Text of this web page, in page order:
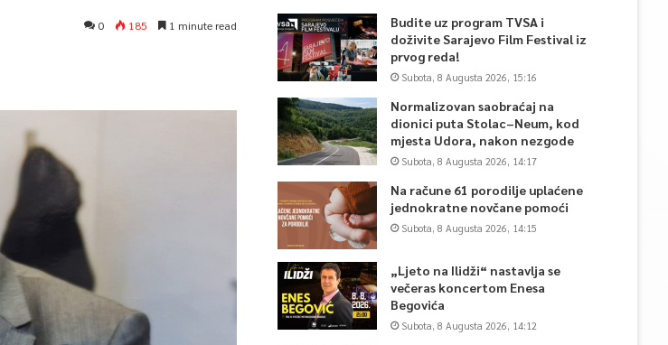
0 185 1 minute read
Budite uz program TVSA i
doživite Sarajevo Film Festival iz
prvog reda!
Subota, 8 Augusta 2026, 15:16
Normalizovan saobraćaj na
dionici puta Stolac–Neum, kod
mjesta Udora, nakon nezgode
Subota, 8 Augusta 2026, 14:17
Na račune 61 porodilje uplaćene
jednokratne novčane pomoći
Subota, 8 Augusta 2026, 14:15
„Ljeto na Ilidži“ nastavlja se
večeras koncertom Enesa
Begovića
Subota, 8 Augusta 2026, 14:12